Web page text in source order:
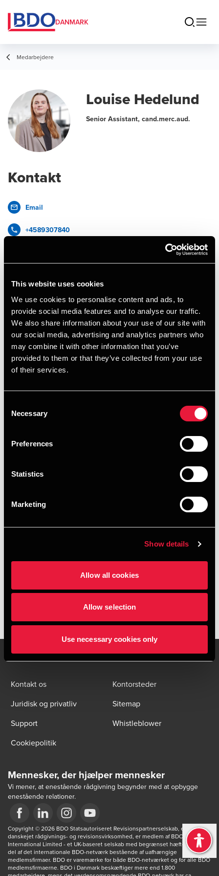
This website uses cookies
We use cookies to personalise content and ads, to
provide social media features and to analyse our traffic.
We also share information about your use of our site with
our social media, advertising and analytics partners who
may combine it with other information that you’ve
provided to them or that they’ve collected from your use
of their services.
Selection
Necessary
Preferences
Statistics
Marketing
Show details
Allow all cookies
Allow selection
Use necessary cookies only
DANMARK
Medarbejdere
Louise Hedelund
Senior Assistant, cand.merc.aud.
Kontakt
Email
+4589307840
vCard
Forfatter på artikler
ARTIKEL
Ændringer i bekendtgørelse om
Læs mere
Kontakt os
Kontorsteder
Juridisk og privatliv
Sitemap
Support
Whistleblower
Cookiepolitik
Mennesker, der hjælper mennesker
Vi mener, at enestående rådgivning begynder med at opbygge
enestående relationer.
Opens in a new window/tab
Opens in a new window/tab
Opens in a new window/tab
Opens in a new window/tab
Copyright © 2026 BDO Statsautoriseret Revisionspartnerselskab, en
danskejet rådgivnings- og revisionsvirksomhed, er medlem af BDO
International Limited - et UK-baseret selskab med begrænset hæftelse - og
del af det internationale BDO-netværk bestående af uafhængige
medlemsfirmaer. BDO er varemærke for både BDO-netværket og for alle BDO
medlemsfirmaerne. BDO i Danmark beskæftiger mere end 1.800